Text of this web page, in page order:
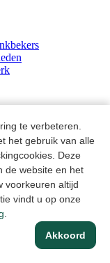
te verbeteren.
het gebruik van alle
Deze
de website en het
voorkeuren altijd
vindt u op onze
Akkoord